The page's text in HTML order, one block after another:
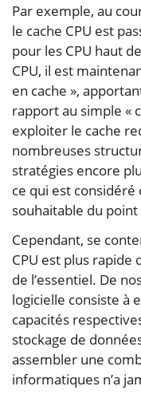
Par exemple, au
le cache CPU est
pour les CPU haut
CPU, il est
en cache »,
rapport au simple «
exploiter le cache
nombreuses
stratégies encore
ce qui est
souhaitable du
Cependant, se
CPU est plus rapide
de l’essentiel. De
logicielle consiste à
capacités
stockage de
assembler une
informatiques n’a